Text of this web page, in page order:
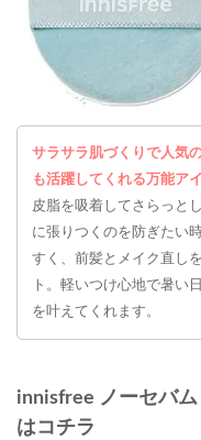
サラサラ肌づくりで人気
も活躍してくれる万能アイ
皮脂を吸着してさらっと
に張りつくのを防ぎたい
すく、前髪とメイク直し
ト。軽いつけ心地で暑い
を叶えてくれます。
innisfree ノーセバ
はコチラ